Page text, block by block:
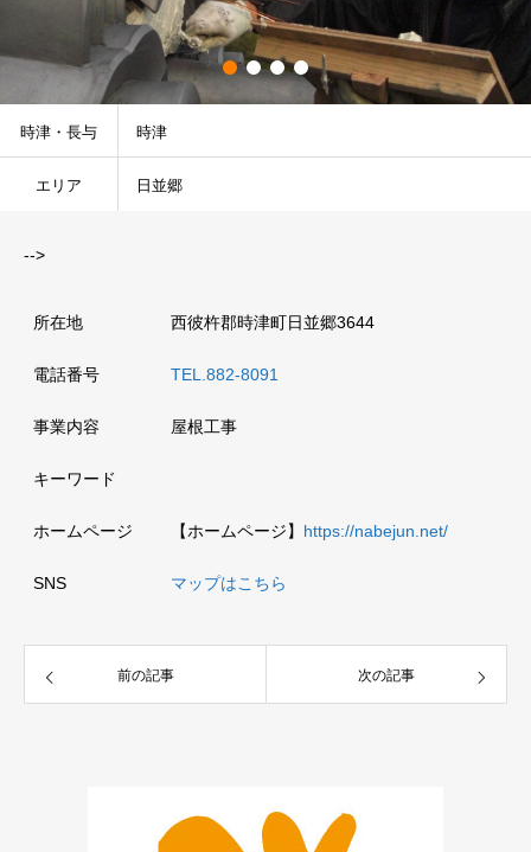
時津・長与 時津
エリア 日並郷
-->
所在地 西彼杵郡時津町日並郷3644
電話番号 TEL.882-8091
事業内容 屋根工事
キーワード
ホームページ 【ホームページ】 https://nabejun.net/
SNS マップはこちら
前の記事 次の記事